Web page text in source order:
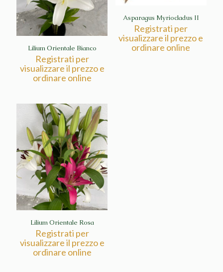
Lilium Orientale Bianco
Registrati per
visualizzare il prezzo e
ordinare online
Asparagus Myriocladus II
Registrati per
visualizzare il prezzo e
ordinare online
Lilium Orientale Rosa
Registrati per
visualizzare il prezzo e
ordinare online